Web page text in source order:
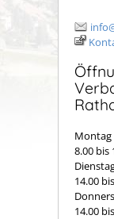
Montag
8.00 bis
14.00
14.00